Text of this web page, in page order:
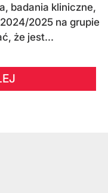
badania kliniczne,
2025 na grupie
że jest...